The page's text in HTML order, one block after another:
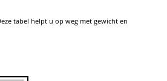
tabel helpt u op weg met gewicht en